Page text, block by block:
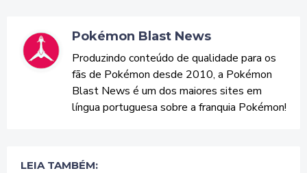
Pokémon Blast News
Produzindo conteúdo de qualidade para os
fãs de Pokémon desde 2010, a Pokémon
Blast News é um dos maiores sites em
língua portuguesa sobre a franquia Pokémon!
LEIA TAMBÉM: